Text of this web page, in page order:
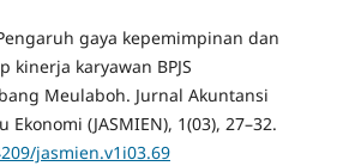
gaya kepemimpinan dan
kinerja karyawan BPJS
Meulaboh. Jurnal Akuntansi
(JASMIEN), 1(03), 27–32.
jasmien.v1i03.69